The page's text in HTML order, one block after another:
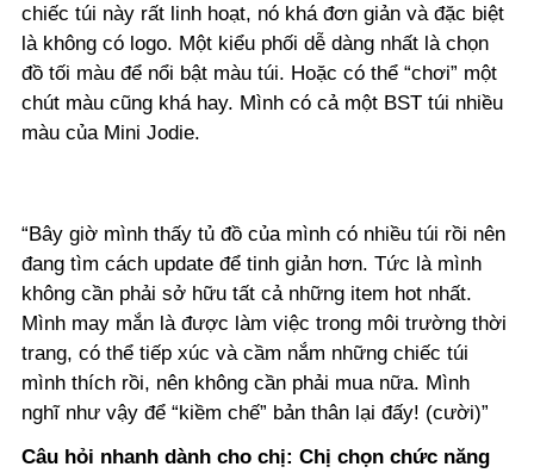
chiếc túi này rất linh hoạt, nó khá đơn giản và đặc biệt
là không có logo. Một kiểu phối dễ dàng nhất là chọn
đồ tối màu để nổi bật màu túi. Hoặc có thể “chơi” một
chút màu cũng khá hay. Mình có cả một BST túi nhiều
màu của Mini Jodie.
“Bây giờ mình thấy tủ đồ của mình có nhiều túi rồi nên
đang tìm cách update để tinh giản hơn. Tức là mình
không cần phải sở hữu tất cả những item hot nhất.
Mình may mắn là được làm việc trong môi trường thời
trang, có thể tiếp xúc và cầm nắm những chiếc túi
mình thích rồi, nên không cần phải mua nữa. Mình
nghĩ như vậy để “kiềm chế” bản thân lại đấy! (cười)”
Câu hỏi nhanh dành cho chị: Chị chọn chức năng